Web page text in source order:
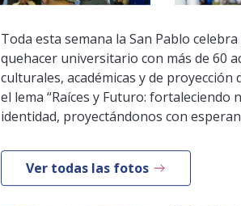
Toda esta semana la San Pablo
quehacer universitario con más de 60
culturales, académicas y de proyección
el lema “Raíces y Futuro: fortaleciendo
identidad, proyectándonos con
Ver todas las fotos